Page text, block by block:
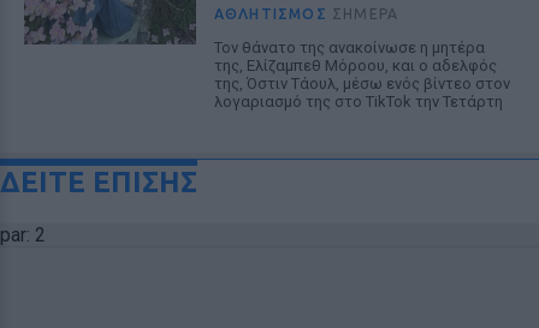
ΑΘΛΗΤΙΣΜΌΣ ΣΉΜΕΡΑ
Τον θάνατο της ανακοίνωσε η μητέρα
της, Ελίζαμπεθ Μόροου, και ο αδελφός
της, Όστιν Τάουλ, μέσω ενός βίντεο στον
λογαριασμό της στο TikTok την Τετάρτη
ΔΕΙΤΕ ΕΠΙΣΗΣ
par: 2